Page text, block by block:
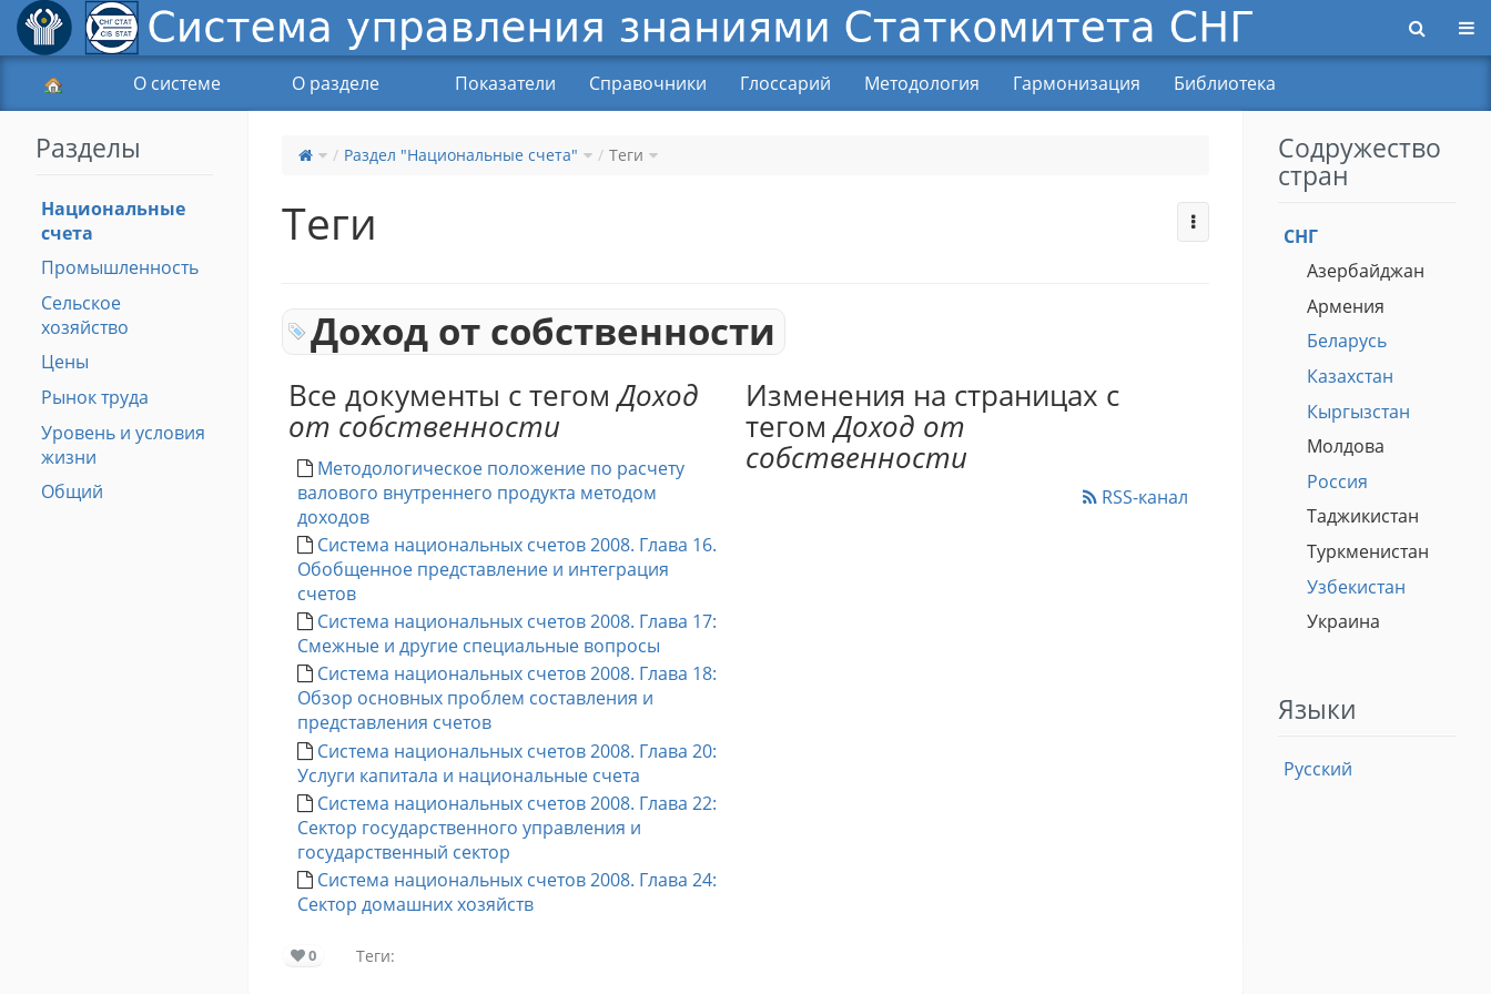
О системе О разделе Показатели Справочники Глоссарий Методология Гармонизация Библиотека
Раздел "Национальные счета" Теги
Теги
Доход от собственности
Все документы с тегомДоход
от собственности
Методологическое положение по расчету
валового внутреннего продукта методом
доходов
Система национальных счетов 2008. Глава 16.
Обобщенное представление и интеграция
счетов
Система национальных счетов 2008. Глава 17:
Смежные и другие специальные вопросы
Система национальных счетов 2008. Глава 18:
Обзор основных проблем составления и
представления счетов
Система национальных счетов 2008. Глава 20:
Услуги капитала и национальные счета
Система национальных счетов 2008. Глава 22:
Сектор государственного управления и
государственный сектор
Система национальных счетов 2008. Глава 24:
Сектор домашних хозяйств
Изменения на страницах с
тегомДоход от
собственности
RSS-канал
0 Теги:
Разделы
Национальные
счета
Промышленность
Сельское
хозяйство
Цены
Рынок труда
Уровень и условия
жизни
Общий
Содружество
стран
СНГ
Азербайджан
Армения
Беларусь
Казахстан
Кыргызстан
Молдова
Россия
Таджикистан
Туркменистан
Узбекистан
Украина
Языки
Русский